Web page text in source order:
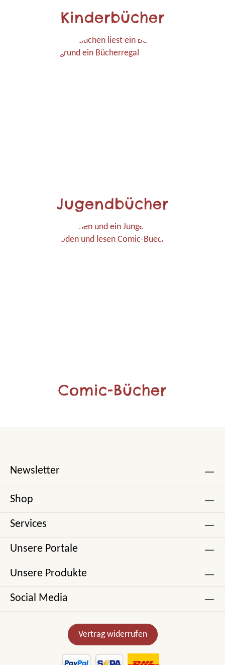
Kinderbücher
Jugendbücher
Comic-Bücher
Newsletter
Shop
Services
Unsere Portale
Unsere Produkte
Social Media
Vertrag widerrufen